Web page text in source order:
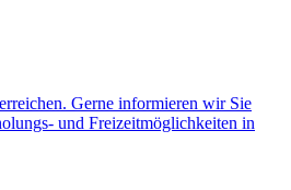
Gerne informieren wir Sie
und Freizeitmöglichkeiten in